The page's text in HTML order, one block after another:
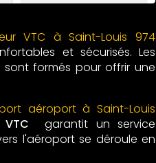
VTC à Saint-Louis 974
et sécurisés. Les
sont formés pour offrir une
aéroport à Saint-Louis
VTC
garantit un service
l'aéroport se déroule en